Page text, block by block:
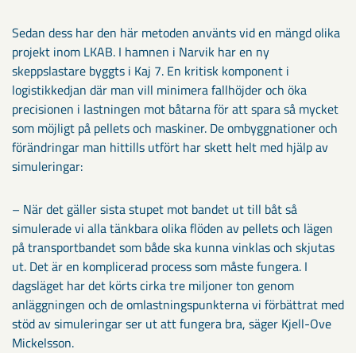
Sedan dess har den här metoden använts vid en mängd olika
projekt inom LKAB. I hamnen i Narvik har en ny
skeppslastare byggts i Kaj 7. En kritisk komponent i
logistikkedjan där man vill minimera fallhöjder och öka
precisionen i lastningen mot båtarna för att spara så mycket
som möjligt på pellets och maskiner. De ombyggnationer och
förändringar man hittills utfört har skett helt med hjälp av
simuleringar:
– När det gäller sista stupet mot bandet ut till båt så
simulerade vi alla tänkbara olika flöden av pellets och lägen
på transportbandet som både ska kunna vinklas och skjutas
ut. Det är en komplicerad process som måste fungera. I
dagsläget har det körts cirka tre miljoner ton genom
anläggningen och de omlastningspunkterna vi förbättrat med
stöd av simuleringar ser ut att fungera bra, säger Kjell-Ove
Mickelsson.